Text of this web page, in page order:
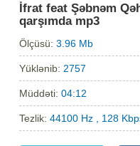
İfrat feat Şəbnəm
qarşımda mp3
Ölçüsü:3.96 Mb
Yüklənib: 2757
Müddəti:04:12
Tezlik:44100 Hz , 128